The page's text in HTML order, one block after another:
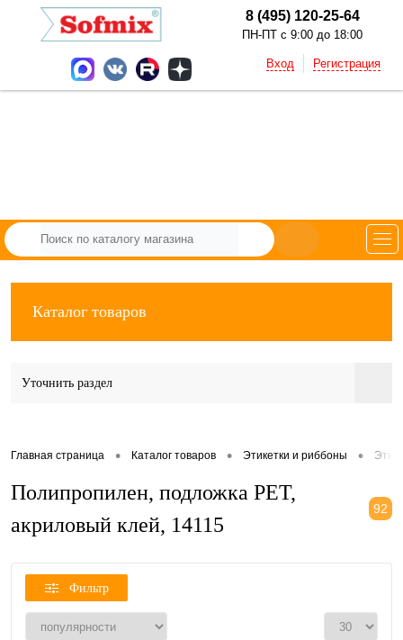
8 (495) 120-25-64
ПН-ПТ с 9:00 до 18:00
Вход Регистрация
Каталог товаров
Уточнить раздел
Главная страница • Каталог товаров • Этикетки и риббоны •
Полипропилен, подложка РЕТ,
акриловый клей, 14115
92
Фильтр